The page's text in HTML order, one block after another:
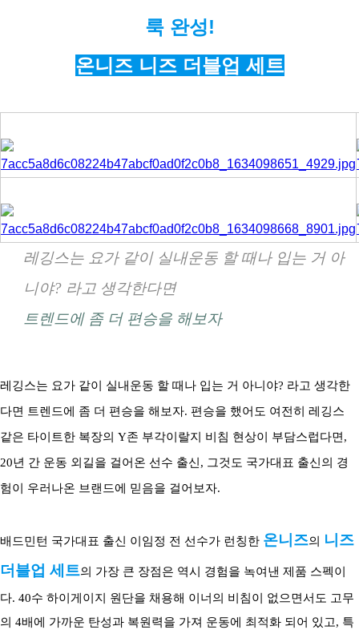
룩 완성!
온니즈 니즈 더블업 세트
레깅스는 요가 같이 실내운동 할 때나 입는 거 아
니야? 라고 생각한다면
트렌드에 좀 더 편승을 해보자
레깅스는 요가 같이 실내운동 할 때나 입는 거 아니야? 라고 생각한
다면 트렌드에 좀 더 편승을 해보자. 편승을 했어도 여전히 레깅스
같은 타이트한 복장의 Y존 부각이랄지 비침 현상이 부담스럽다면,
20년 간 운동 외길을 걸어온 선수 출신, 그것도 국가대표 출신의 경
험이 우러나온 브랜드에 믿음을 걸어보자.
배드민턴 국가대표 출신 이임정 전 선수가 런칭한 온니즈의
니즈
더블업 세트의 가장 큰 장점은 역시 경험을 녹여낸 제품 스펙이
다. 40수 하이게이지 원단을 채용해 이너의 비침이 없으면서도 고무
의 4배에 가까운 탄성과 복원력을 가져 운동에 최적화 되어 있고, 특